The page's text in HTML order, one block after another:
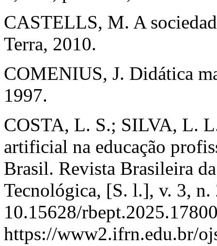
CASTELLS, M. A
Terra, 2010.
COMENIUS, J. Didática
1997.
COSTA, L. S.; SILVA, L.
artificial na educação
Brasil. Revista Brasileira
Tecnológica, [S. l.], v. 3,
10.15628/
https://www2.ifrn.edu.br/